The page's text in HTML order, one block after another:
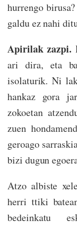
hurrengo
galdu ez nahi
Apirilak zazpi.
ari dira, eta
isolaturik. Ni
hankaz gora
zokoetan
zuen
geroago
bizi dugun
Atzo albiste
herri ttiki
bedeinkatu